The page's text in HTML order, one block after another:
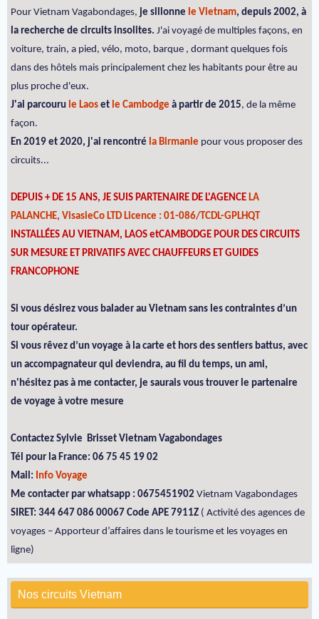
Pour Vietnam Vagabondages, je sillonne le Vietnam, depuis 2002, à
la recherche de circuits insolites. J'ai voyagé de multiples façons, en
voiture, train, a pied, vélo, moto, barque , dormant quelques fois
dans des hôtels mais principalement chez les habitants pour être au
plus proche d'eux.
J'ai parcouru le Laos et le Cambodge à partir de 2015, de la même
façon.
En 2019 et 2020, j'ai rencontré la Birmanie pour vous proposer des
circuits...
DEPUIS + DE 15 ANS, JE SUIS PARTENAIRE DE L'AGENCE LA
PALANCHE, VisasieCo LTD Licence : 01-086/TCDL-GPLHQT
INSTALLÉES AU VIETNAM, LAOS etCAMBODGE POUR DES CIRCUITS
SUR MESURE ET PRIVATIFS AVEC CHAUFFEURS ET GUIDES
FRANCOPHONE
Si vous désirez vous balader au Vietnam sans les contraintes d’un
tour opérateur.
Si vous rêvez d’un voyage à la carte et hors des sentiers battus, avec
un accompagnateur qui deviendra, au fil du temps, un ami,
n'hésitez pas à me contacter, je saurais vous trouver le partenaire
de voyage à votre mesure
Contactez Sylvie Brisset Vietnam Vagabondages
Tél pour la France: 06 75 45 19 02
Mail: Info Voyage
Me contacter par whatsapp : 0675451902 Vietnam Vagabondages
SIRET: 344 647 086 00067 Code APE 7911Z ( Activité des agences de
voyages – Apporteur d’affaires dans le tourisme et les voyages en
ligne)
Nos circuits Vietnam